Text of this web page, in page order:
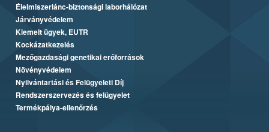
Élelmiszerlánc-biztonsági laborhálózat
Járványvédelem
Kiemelt ügyek, EUTR
Kockázatkezelés
Mezőgazdasági genetikai erőforrások
Növényvédelem
Nyilvántartási és Felügyeleti Díj
Rendszerszervezés és felügyelet
Termékpálya-ellenőrzés